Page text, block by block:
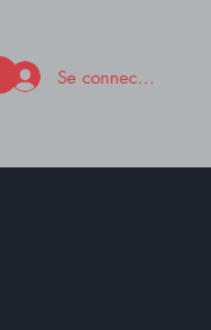
Se connecter